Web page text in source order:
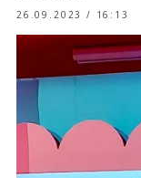
26.09.2023 / 16:13